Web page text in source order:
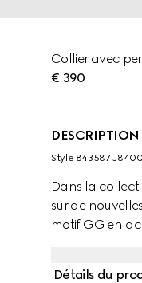
Collier avec
€ 390
Style ‎843587
Dans la
sur de
motif GG
Détails du